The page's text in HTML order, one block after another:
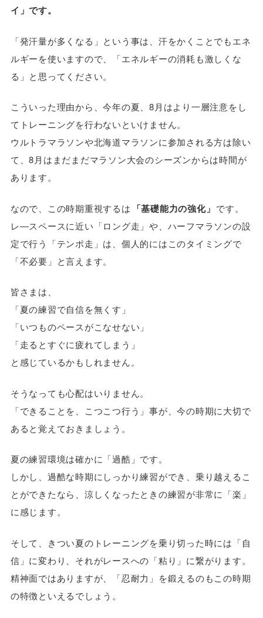
イ」です。
「発汗量が多くなる」という事は、汗をかくことでもエネ
ルギーを使いますので、「エネルギーの消耗も激しくな
る」と思ってください。
こういった理由から、今年の夏、8月はより一層注意をし
てトレーニングを行わないといけません。
ウルトラマラソンや北海道マラソンに参加される方は除い
て、8月はまだまだマラソン大会のシーズンからは時間が
あります。
なので、この時期重視するは 「基礎能力の強化」 です。
レ―スペースに近い「ロング走」や、ハーフマラソンの設
定で行う「テンポ走」は、個人的にはこのタイミングで
「不必要」と言えます。
皆さまは、
「夏の練習で自信を無くす」
「いつものペースがこなせない」
「走るとすぐに疲れてしまう」
と感じているかもしれません。
そうなっても心配はいりません。
「できることを、こつこつ行う」事が、今の時期に大切で
あると覚えておきましょう。
夏の練習環境は確かに「過酷」です。
しかし、過酷な時期にしっかり練習ができ、乗り越えるこ
とができたなら、涼しくなったときの練習が非常に「楽」
に感じます。
そして、きつい夏のトレーニングを乗り切った時には「自
信」に変わり、それがレースへの「粘り」に繋がります。
精神面ではありますが、「忍耐力」を鍛えるのもこの時期
の特徴といえるでしょう。